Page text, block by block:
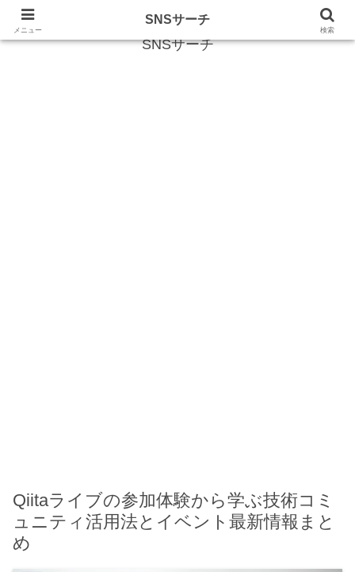
SNSサーチ
Qiitaライブの参加体験から学ぶ技術コミ
ュニティ活用法とイベント最新情報まと
め
メニュー
SNSサーチ
検索